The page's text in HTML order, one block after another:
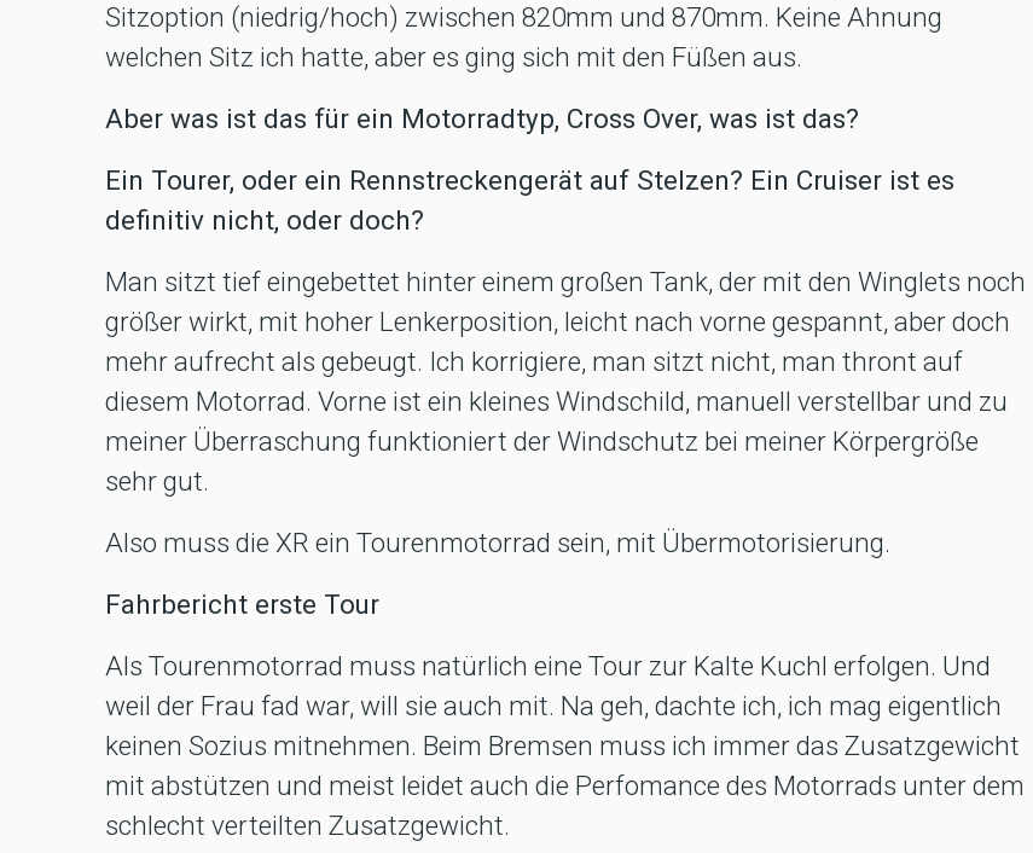
Sitzoption (niedrig/hoch) zwischen 820mm und 870mm. Keine Ahnung
welchen Sitz ich hatte, aber es ging sich mit den Füßen aus.
Aber was ist das für ein Motorradtyp, Cross Over, was ist das?
Ein Tourer, oder ein Rennstreckengerät auf Stelzen? Ein Cruiser ist es
definitiv nicht, oder doch?
Man sitzt tief eingebettet hinter einem großen Tank, der mit den Winglets noch
größer wirkt, mit hoher Lenkerposition, leicht nach vorne gespannt, aber doch
mehr aufrecht als gebeugt. Ich korrigiere, man sitzt nicht, man thront auf
diesem Motorrad. Vorne ist ein kleines Windschild, manuell verstellbar und zu
meiner Überraschung funktioniert der Windschutz bei meiner Körpergröße
sehr gut.
Also muss die XR ein Tourenmotorrad sein, mit Übermotorisierung.
Fahrbericht erste Tour
Als Tourenmotorrad muss natürlich eine Tour zur Kalte Kuchl erfolgen. Und
weil der Frau fad war, will sie auch mit. Na geh, dachte ich, ich mag eigentlich
keinen Sozius mitnehmen. Beim Bremsen muss ich immer das Zusatzgewicht
mit abstützen und meist leidet auch die Perfomance des Motorrads unter dem
schlecht verteilten Zusatzgewicht.